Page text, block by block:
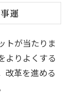
運
トが当たりま
よりよくする
改革を進める